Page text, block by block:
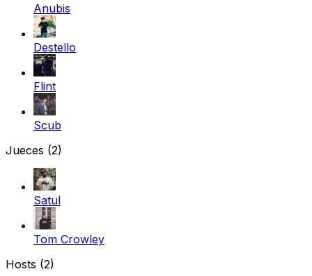
Anubis
Destello
Flint
Scub
Jueces (2)
Satul
Tom Crowley
Hosts (2)